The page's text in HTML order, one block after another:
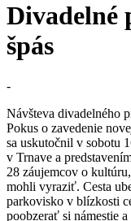
Divadelné
špás
-
Návšteva divadelného
Pokus o zavedenie
sa uskutočnil v sobotu
v Trnave a
28 záujemcov o
mohli vyraziť. Cesta
parkovisko v blízkosti
poobzerať si námestie